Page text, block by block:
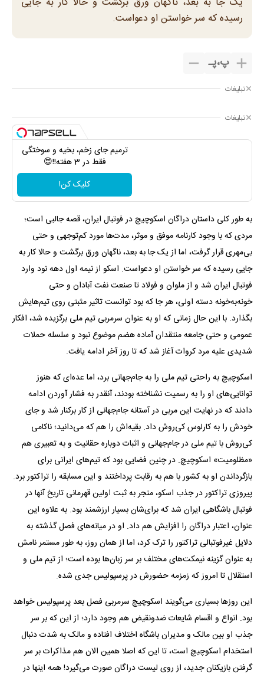
رسیده که سر خواستن او دعواست.
پ،پـ
تبلیغات
تبلیغات
ترمیم جای زخم، بخیه و سوختگی
فقط در 3 هفته!!😍
کلیک کن!
به طور کلی داستان دراگان اسکوچیچ در فوتبال ایران، قصه جالبی است؛
مردی که با وجود کارنامه موفق و موثر، مدت‌ها مورد کم‌توجهی و حتی
بی‌مهری قرار گرفت، اما از یک جا به بعد، ناگهان ورق برگشت و حالا کار به
جایی رسیده که سر خواستن او دعواست. اسکو از نیمه اول دهه نود وارد
فوتبال ایران شد و از ملوان و فولاد تا صنعت نفت آبادان و حتی
خونه‌به‌خونه دسته اولی، هر جا که بود توانست تاثیر مثبتی روی تیم‌هایش
بگذارد. با این حال زمانی که او به عنوان سرمربی تیم ملی برگزیده شد، افکار
عمومی و حتی جامعه منتقدان آماده هضم موضوع نبود و سلسله حملات
شدیدی علیه مرد کروات آغاز شد که تا روز آخر ادامه یافت.
اسکوچیچ به راحتی تیم ملی را به جام‌جهانی برد، اما عده‌ای که هنوز
توانایی‌های او را به رسمیت نشناخته بودند، آنقدر به فشار آوردن ادامه
دادند که در نهایت این مربی در آستانه جام‌جهانی از کار برکنار شد و جای
خودش را به کارلوس کی‌روش داد. بقیه‌اش را هم که می‌دانید؛ ناکامی
کی‌روش با تیم ملی در جام‌جهانی و اثبات دوباره حقانیت و به تعبیری هم
«مظلومیت» اسکوچیچ. در چنین فضایی بود که تیم‌های ایرانی برای
بازگرداندن او به کشور با هم به رقابت پرداختند و این مسابقه را تراکتور برد.
پیروزی تراکتور در جذب اسکو، منجر به ثبت اولین قهرمانی تاریخ آنها در
فوتبال باشگاهی ایران شد که برای‌شان بسیار ارزشمند بود. به علاوه این
عنوان، اعتبار دراگان را افزایش هم داد. او در میانه‌های فصل گذشته به
دلایل غیرفوتبالی تراکتور را ترک کرد، اما از همان روز، به طور مستمر نامش
به عنوان گزینه نیمکت‌های مختلف بر سر زبان‌ها بوده است؛ از تیم ملی و
استقلال تا امروز که زمزمه حضورش در پرسپولیس جدی شده.
این روزها بسیاری می‌گویند اسکوچیچ سرمربی فصل بعد پرسپولیس خواهد
بود. انواع و اقسام شایعات ضدونقیض هم وجود دارد؛ از این که بر سر
جذب او بین مالک و مدیران باشگاه اختلاف افتاده و مالک به شدت دنبال
استخدام اسکوچیچ است، تا این که اصلا همین الان هم مذاکرات بر سر
گرفتن بازیکنان جدید، از روی لیست دراگان صورت می‌گیرد! همه اینها در